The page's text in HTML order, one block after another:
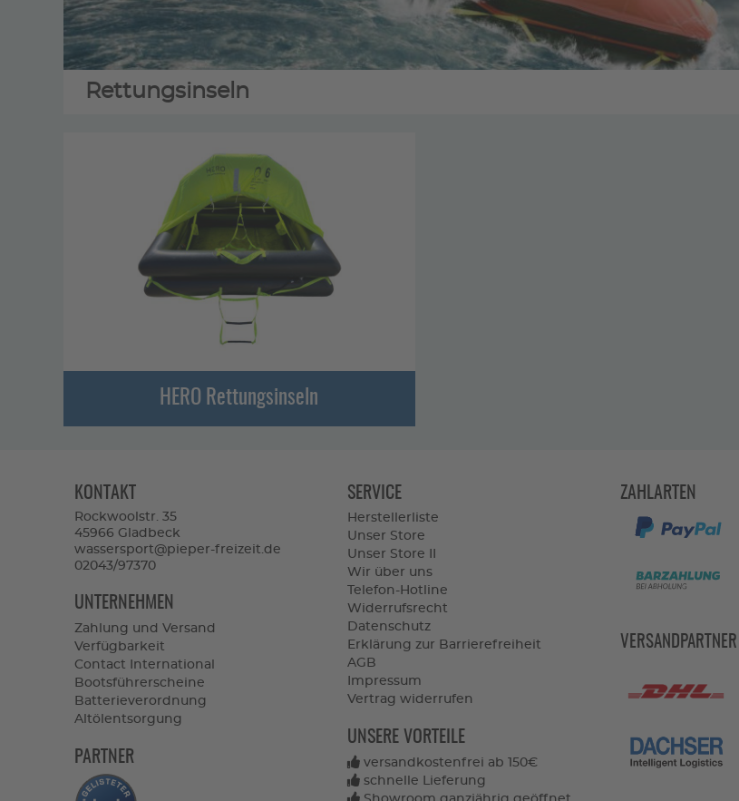
Rettungsinseln
HERO Rettungsinseln
KONTAKT
Rockwoolstr. 35
45966 Gladbeck
wassersport@pieper-freizeit.de
02043/97370
UNTERNEHMEN
Zahlung und Versand
Verfügbarkeit
Contact International
Bootsführerscheine
Batterieverordnung
Altölentsorgung
PARTNER
SERVICE
Herstellerliste
Unser Store
Unser Store II
Wir über uns
Telefon-Hotline
Widerrufsrecht
Datenschutz
Erklärung zur Barrierefreiheit
AGB
Impressum
Vertrag widerrufen
UNSERE VORTEILE
versandkostenfrei ab 150€
schnelle Lieferung
ZAHLARTEN
VERSANDPARTNER